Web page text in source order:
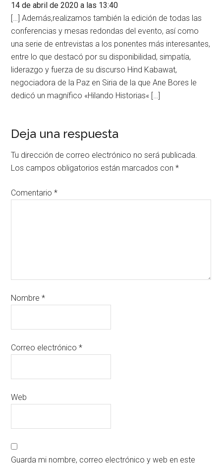
14 de abril de 2020 a las 13:40
[…] Además,realizamos también la edición de todas las
conferencias y mesas redondas del evento, así como
una serie de entrevistas a los ponentes más interesantes,
entre lo que destacó por su disponibilidad, simpatía,
liderazgo y fuerza de su discurso Hind Kabawat,
negociadora de la Paz en Siria de la que Ane Bores le
dedicó un magnífico «Hilando Historias« […]
Deja una respuesta
Tu dirección de correo electrónico no será publicada.
Los campos obligatorios están marcados con*
Comentario*
Nombre*
Correo electrónico*
Web
Guarda mi nombre, correo electrónico y web en este